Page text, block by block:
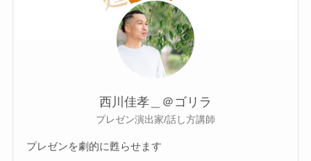
西川佳孝＿＠ゴリラ
プレゼン演出家/話し方講師
プレゼンを劇的に甦らせます